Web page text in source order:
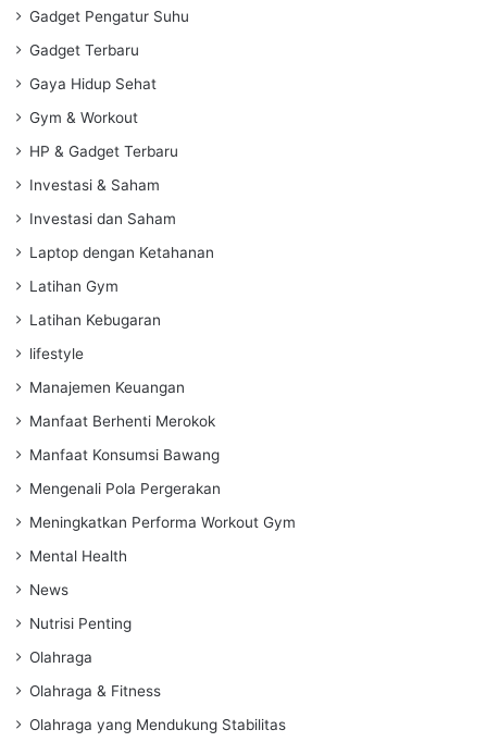
Gadget Pengatur Suhu
Gadget Terbaru
Gaya Hidup Sehat
Gym & Workout
HP & Gadget Terbaru
Investasi & Saham
Investasi dan Saham
Laptop dengan Ketahanan
Latihan Gym
Latihan Kebugaran
lifestyle
Manajemen Keuangan
Manfaat Berhenti Merokok
Manfaat Konsumsi Bawang
Mengenali Pola Pergerakan
Meningkatkan Performa Workout Gym
Mental Health
News
Nutrisi Penting
Olahraga
Olahraga & Fitness
Olahraga yang Mendukung Stabilitas